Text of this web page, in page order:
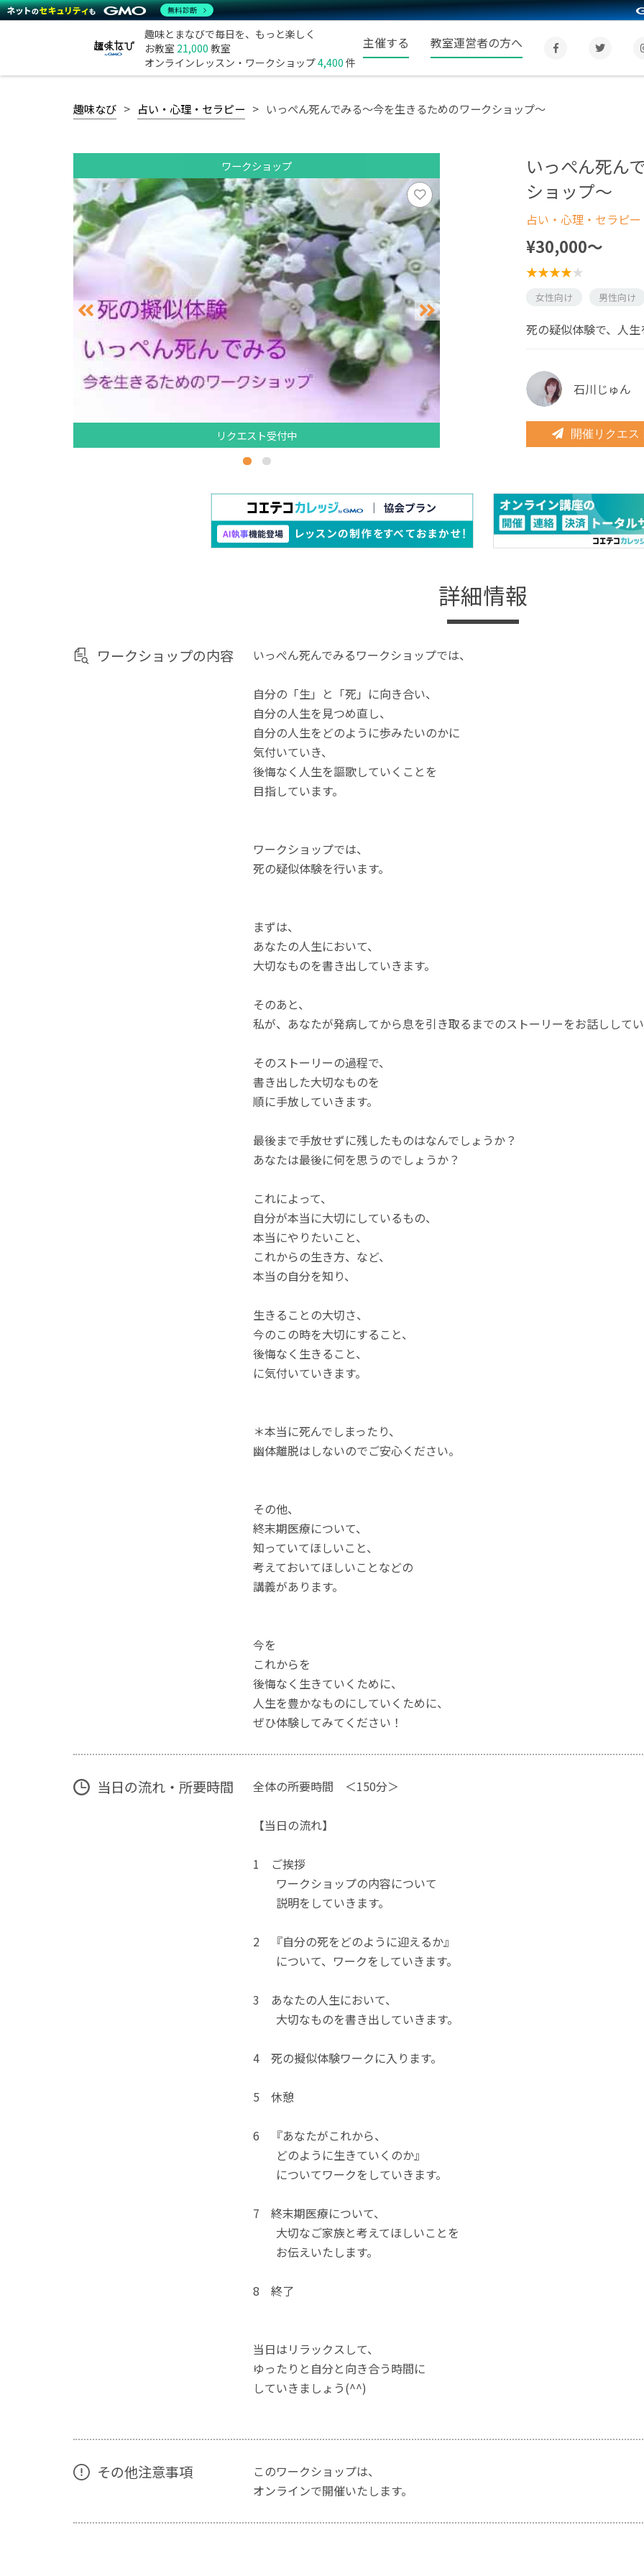
趣味とまなびで毎日を、もっと楽しく
お教室 21,000 教室
オンラインレッスン・ワークショップ4,400 件
主催する 教室運営者の方へ
趣味なび 占い・心理・セラピー いっぺん死んでみる～今を生きるためのワークショップ～
ワークショップ
リクエスト受付中
いっぺん死ん
ショップ～
占い・心理・セラピー
¥30,000〜
女性向け 男性向け
死の疑似体験で、人
石川じゅん
開催リクエス
詳細情報
ワークショップの内容 いっぺん死んでみるワークショップでは、
自分の「生」と「死」に向き合い、
自分の人生を見つめ直し、
自分の人生をどのように歩みたいのかに
気付いていき、
後悔なく人生を謳歌していくことを
目指しています。
ワークショップでは、
死の疑似体験を行います。
まずは、
あなたの人生において、
大切なものを書き出していきます。
そのあと、
私が、あなたが発病してから息を引き取るまでのストーリーをお話しして
そのストーリーの過程で、
書き出した大切なものを
順に手放していきます。
最後まで手放せずに残したものはなんでしょうか？
あなたは最後に何を思うのでしょうか？
これによって、
自分が本当に大切にしているもの、
本当にやりたいこと、
これからの生き方、など、
本当の自分を知り、
生きることの大切さ、
今のこの時を大切にすること、
後悔なく生きること、
に気付いていきます。
＊本当に死んでしまったり、
幽体離脱はしないのでご安心ください。
その他、
終末期医療について、
知っていてほしいこと、
考えておいてほしいことなどの
講義があります。
今を
これからを
後悔なく生きていくために、
人生を豊かなものにしていくために、
ぜひ体験してみてください！
当日の流れ・所要時間 全体の所要時間 ＜150分＞
【当日の流れ】
1 ご挨拶
ワークショップの内容について
説明をしていきます。
2 『自分の死をどのように迎えるか』
について、ワークをしていきます。
3 あなたの人生において、
大切なものを書き出していきます。
4 死の擬似体験ワークに入ります。
5 休憩
6 『あなたがこれから、
どのように生きていくのか』
についてワークをしていきます。
7 終末期医療について、
大切なご家族と考えてほしいことを
お伝えいたします。
8 終了
当日はリラックスして、
ゆったりと自分と向き合う時間に
していきましょう(^^)
その他注意事項
このワークショップは、
オンラインで開催いたします。
無料診断